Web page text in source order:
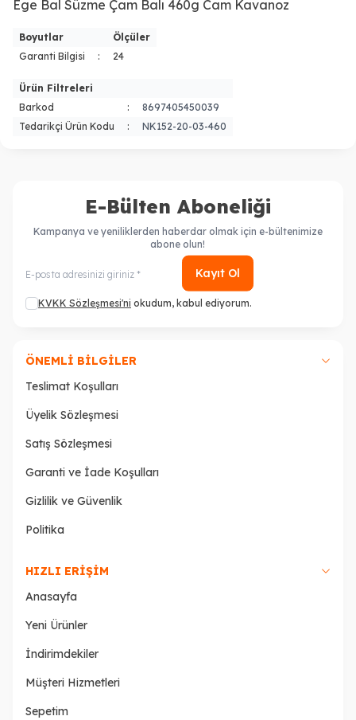
Ege Bal Süzme Çam Balı 460g Cam Kavanoz
Boyutlar
Ölçüler
Garanti Bilgisi
: 24
Ürün Filtreleri
Barkod
:
8697405450039
Tedarikçi Ürün Kodu
: NK152-20-03-460
E-Bülten Aboneliği
Kampanya ve yeniliklerden haberdar olmak için e-bültenimize
abone olun!
Kayıt Ol
KVKK Sözleşmesi'ni okudum, kabul ediyorum.
ÖNEMLI BILGILER
Teslimat Koşulları
Üyelik Sözleşmesi
Satış Sözleşmesi
Garanti ve İade Koşulları
Gizlilik ve Güvenlik
Politika
HIZLI ERIŞIM
Anasayfa
Yeni Ürünler
İndirimdekiler
Müşteri Hizmetleri
Sepetim